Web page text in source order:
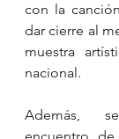
con la
dar cierre al
muestra
nacional.
Además,